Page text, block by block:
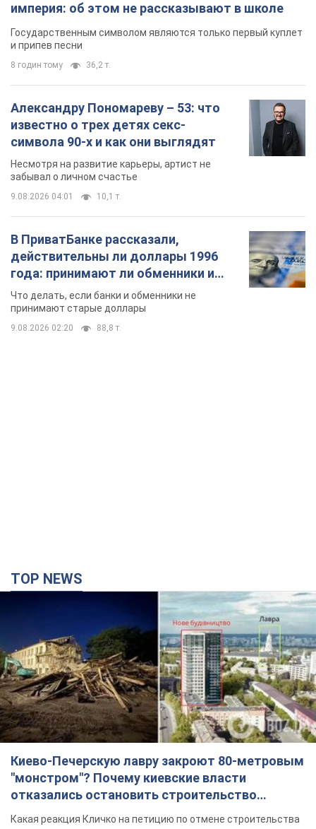
империя: об этом не рассказывают в школе
Государственным символом являются только первый куплет
и припев песни
8 годин тому 36,2 т.
Александру Пономареву – 53: что
известно о трех детях секс-
символа 90-х и как они выглядят
Несмотря на развитие карьеры, артист не
забывал о личном счастье
9.08.2026 04:01 10,1 т.
В ПриватБанке рассказали,
действительны ли доллары 1996
года: принимают ли обменники и
банки такие купюры
Что делать, если банки и обменники не
принимают старые доллары
9.08.2026 02:20 88,8 т.
TOP NEWS
Киево-Печерскую лавру закроют 80-метровым
"монстром"? Почему киевские власти
отказались остановить строительство
небоскреба "московского верующего"
Какая реакция Кличко на петицию по отмене строительства